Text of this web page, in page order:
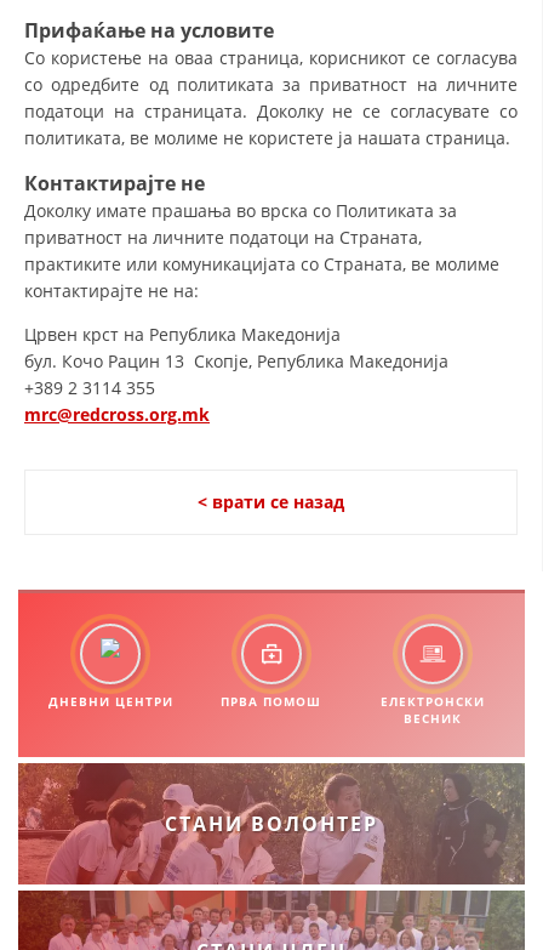
Прифаќање на условите
Со користење на оваа страница, корисникот се согласува
со одредбите од политиката за приватност на личните
податоци на страницата. Доколку не се согласувате со
политиката, ве молиме не користете ја нашата страница.
Контактирајте не
Доколку имате прашања во врска со Политиката за
приватност на личните податоци на Страната,
практиките или комуникацијата со Страната, ве молиме
контактирајте не на:
Црвен крст на Република Македонија
бул. Кочо Рацин 13 Скопје, Република Македонија
+389 2 3114 355
mrc@redcross.org.mk
< врати се назад
ДНЕВНИ ЦЕНТРИ ПРВА ПОМОШ
ЕЛЕКТРОНСКИ
ВЕСНИК
СТАНИ ВОЛОНТЕР